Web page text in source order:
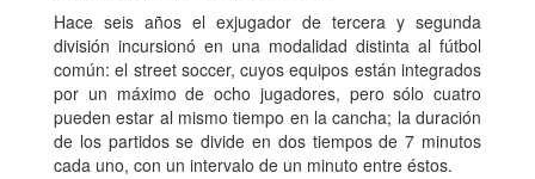
Hace seis años el exjugador de tercera y segunda
división incursionó en una modalidad distinta al fútbol
común: el street soccer, cuyos equipos están integrados
por un máximo de ocho jugadores, pero sólo cuatro
pueden estar al mismo tiempo en la cancha; la duración
de los partidos se divide en dos tiempos de 7 minutos
cada uno, con un intervalo de un minuto entre éstos.